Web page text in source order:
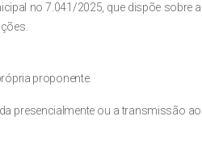
no 7.041/2025, que dispõe sobre a
proponente.
presencialmente ou a transmissão ao